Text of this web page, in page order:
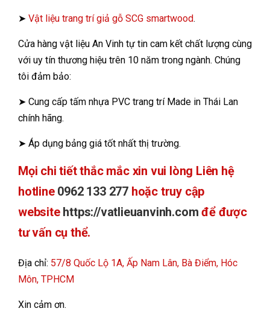
➤ Vật liệu trang trí giả gỗ SCG smartwood.
Cửa hàng vật liệu An Vinh tự tin cam kết chất lượng cùng
với uy tín thương hiệu trên 10 năm trong ngành. Chúng
tôi đảm bảo:
➤ Cung cấp tấm nhựa PVC trang trí Made in Thái Lan
chính hãng.
➤ Áp dụng bảng giá tốt nhất thị trường.
Mọi chi tiết thắc mắc xin vui lòng Liên hệ
hotline 0962 133 277 hoặc truy cập
website https://vatlieuanvinh.comđể được
tư vấn cụ thể.
Địa chỉ: 57/8 Quốc Lộ 1A, Ấp Nam Lân, Bà Điểm, Hóc
Môn, TPHCM
Xin cảm ơn.